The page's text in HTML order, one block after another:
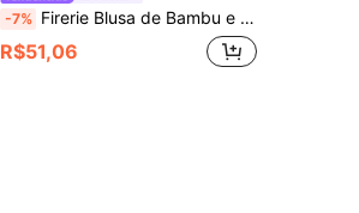
-7% Firerie Blusa de Bambu e Linho com Gola Enrugada, Manga Assimétrica, Franzido Lateral e Cintura Ajustada, para Uso Diário, Cor Damasco, Adequada para Todas as Estações
R$51,06